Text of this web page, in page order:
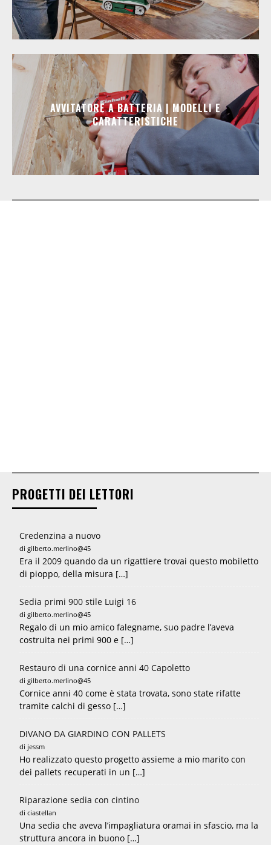
AVVITATORE A BATTERIA | MODELLI E
CARATTERISTICHE
PROGETTI DEI LETTORI
Credenzina a nuovo
di gilberto.merlino@45
Era il 2009 quando da un rigattiere trovai questo mobiletto
di pioppo, della misura […]
Sedia primi 900 stile Luigi 16
di gilberto.merlino@45
Regalo di un mio amico falegname, suo padre l’aveva
costruita nei primi 900 e […]
Restauro di una cornice anni 40 Capoletto
di gilberto.merlino@45
Cornice anni 40 come è stata trovata, sono state rifatte
tramite calchi di gesso […]
DIVANO DA GIARDINO CON PALLETS
di jessm
Ho realizzato questo progetto assieme a mio marito con
dei pallets recuperati in un […]
Riparazione sedia con cintino
di ciastellan
Una sedia che aveva l’impagliatura oramai in sfascio, ma la
struttura ancora in buono […]